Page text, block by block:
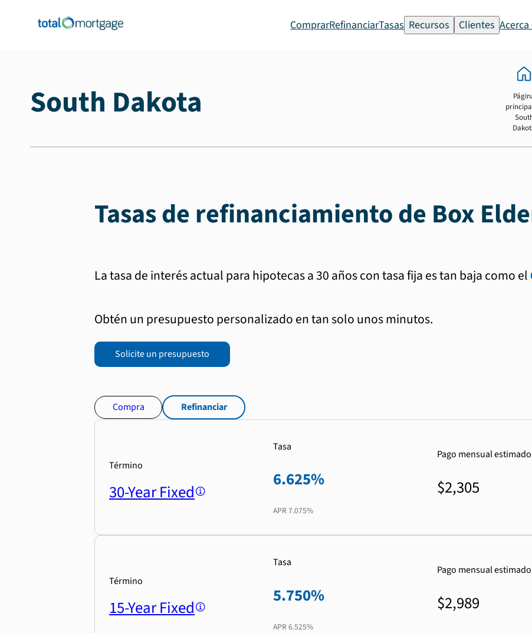
ComprarRefinanciarTasas Recursos Clientes
South Dakota
Tasas de refinanciamiento de Box
La tasa de interés actual para hipotecas a 30 años con tasa fija es tan baja como el
Obtén un presupuesto personalizado en tan solo unos minutos.
Solicite un presupuesto
Compra Refinanciar
Término
30-Year Fixed
Tasa
6.625%
APR 7.075%
Pago mensual estimado
$2,305
Término
15-Year Fixed
Tasa
5.750%
APR 6.525%
Pago mensual estimado
$2,989